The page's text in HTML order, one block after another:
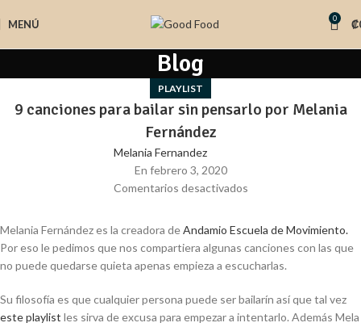
MENÚ 0 ₡
Blog
PLAYLIST
9 canciones para bailar sin pensarlo por Melania
Fernández
Melania Fernandez
En febrero 3, 2020
Comentarios desactivados
Melania Fernández es la creadora deAndamio Escuela de Movimiento.
Por eso le pedimos que nos compartiera algunas canciones con las que
no puede quedarse quieta apenas empieza a escucharlas.
Su filosofía es que cualquier persona puede ser bailarín así que tal vez
este playlist les sirva de excusa para empezar a intentarlo. Además Mela